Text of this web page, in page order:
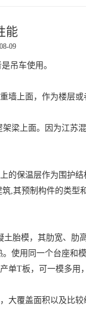
能
09
吊车使用。
墙上面，作为楼层或
梁上面。因为江苏
的保温层作为围护
,其预制构件的类型
胎模，其肋宽、肋
使用同一个台座和
单T板，可一模多用
大覆盖面积以及比